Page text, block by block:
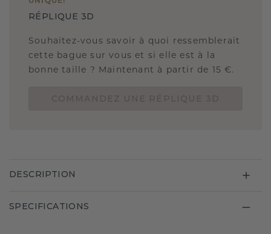
RÉPLIQUE 3D
Souhaitez-vous savoir à quoi ressemblerait
cette bague sur vous et si elle est à la
bonne taille ? Maintenant à partir de 15 €.
DESCRIPTION
SPECIFICATIONS